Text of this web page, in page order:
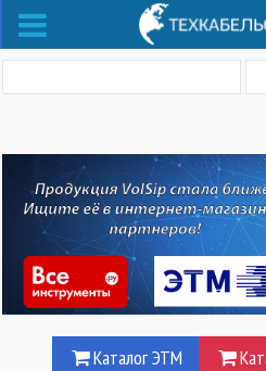
Каталог ЭТМ